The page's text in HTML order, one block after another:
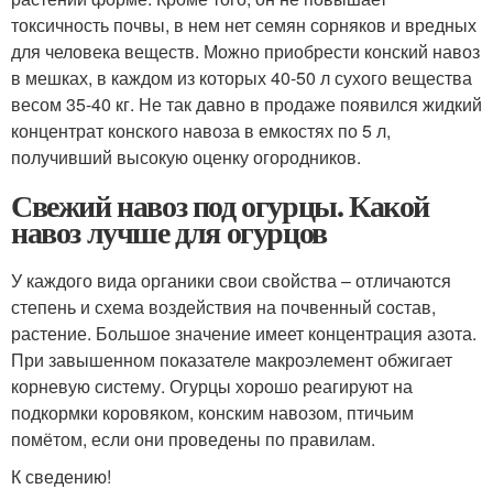
токсичность почвы, в нем нет семян сорняков и вредных
для человека веществ. Можно приобрести конский навоз
в мешках, в каждом из которых 40-50 л сухого вещества
весом 35-40 кг. Не так давно в продаже появился жидкий
концентрат конского навоза в емкостях по 5 л,
получивший высокую оценку огородников.
Свежий навоз под огурцы. Какой
навоз лучше для огурцов
У каждого вида органики свои свойства – отличаются
степень и схема воздействия на почвенный состав,
растение. Большое значение имеет концентрация азота.
При завышенном показателе макроэлемент обжигает
корневую систему. Огурцы хорошо реагируют на
подкормки коровяком, конским навозом, птичьим
помётом, если они проведены по правилам.
К сведению!